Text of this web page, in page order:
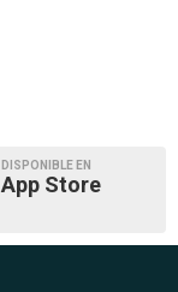
DISPONIBLE EN
App Store